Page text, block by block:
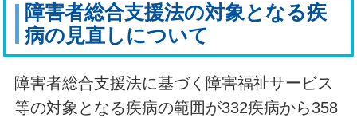
障害者総合支援法の対象となる疾
病の見直しについて
障害者総合支援法に基づく障害福祉サービス
等の対象となる疾病の範囲が332疾病から358